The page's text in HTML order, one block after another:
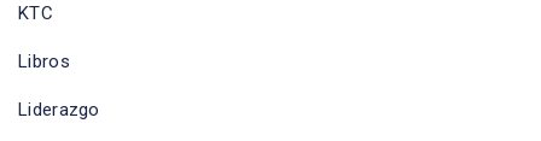
KTC
Libros
Liderazgo